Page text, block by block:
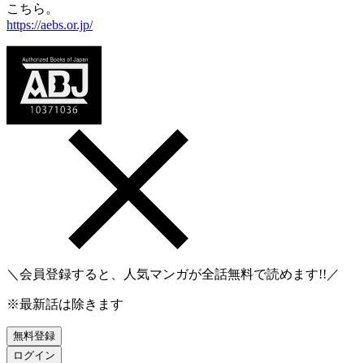
こちら。
https://aebs.or.jp/
＼会員登録すると、人気マンガが全話無料で読めます!!／
※最新話は除きます
無料登録
ログイン